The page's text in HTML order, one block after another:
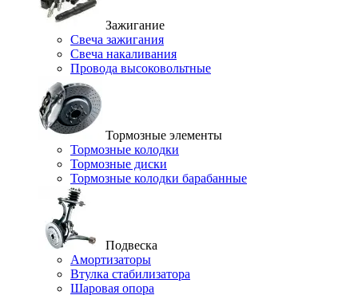
Зажигание
Свеча зажигания
Свеча накаливания
Провода высоковольтные
Тормозные элементы
Тормозные колодки
Тормозные диски
Тормозные колодки барабанные
Подвеска
Амортизаторы
Втулка стабилизатора
Шаровая опора